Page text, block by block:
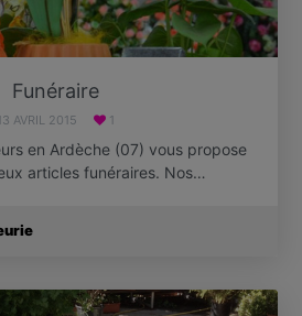
Funéraire
AVRIL 2015 1
en Ardèche (07) vous propose
articles funéraires. Nos…